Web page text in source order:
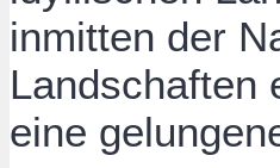
inmitten der
Landschaften
eine